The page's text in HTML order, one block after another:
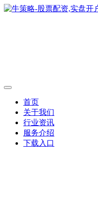
首页
关于我们
行业资讯
服务介绍
下载入口